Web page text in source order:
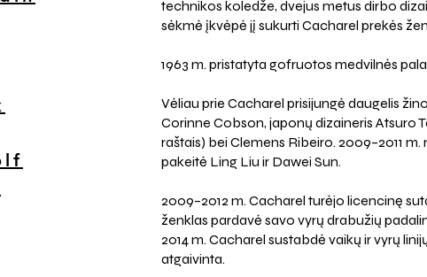
technikos koledže, dvejus metus dirbo
sėkmė įkvėpė jį sukurti Cacharel prekės
1963 m. pristatyta gofruotos medvilnės
Vėliau prie Cacharel prisijungė daugelis
Corinne Cobson, japonų dizaineris Atsuro
raštais) bei Clemens Ribeiro. 2009–2011
pakeitė Ling Liu ir Dawei Sun.
2009–2012 m. Cacharel turėjo licencinę
ženklas pardavė savo vyrų drabužių
2014 m. Cacharel sustabdė vaikų ir vyrų
atgaivinta.